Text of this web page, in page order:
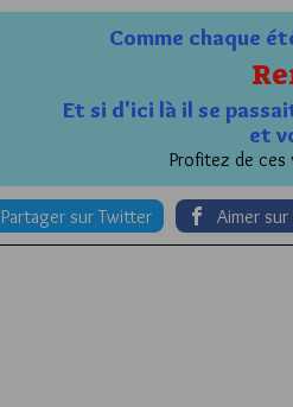
Comme chaque
Et si d'ici là il se
et
Profitez de
Partager sur Twitter Aimer